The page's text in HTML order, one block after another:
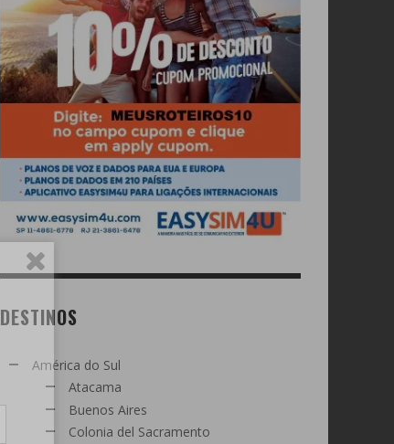
DESTINOS
América do Sul
Atacama
Buenos Aires
Colonia del Sacramento